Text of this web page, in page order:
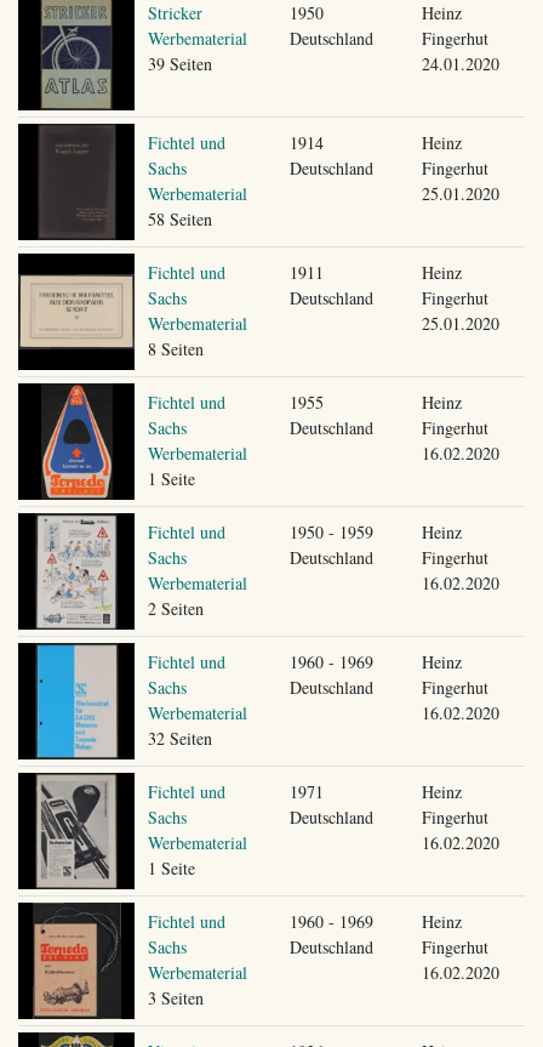
Stricker
Werbematerial
39 Seiten
1950
Deutschland
Heinz
Fingerhut
24.01.2020
Fichtel und
Sachs
Werbematerial
58 Seiten
1914
Deutschland
Heinz
Fingerhut
25.01.2020
Fichtel und
Sachs
Werbematerial
8 Seiten
1911
Deutschland
Heinz
Fingerhut
25.01.2020
Fichtel und
Sachs
Werbematerial
1 Seite
1955
Deutschland
Heinz
Fingerhut
16.02.2020
Fichtel und
Sachs
Werbematerial
2 Seiten
1950 - 1959
Deutschland
Heinz
Fingerhut
16.02.2020
Fichtel und
Sachs
Werbematerial
32 Seiten
1960 - 1969
Deutschland
Heinz
Fingerhut
16.02.2020
Fichtel und
Sachs
Werbematerial
1 Seite
1971
Deutschland
Heinz
Fingerhut
16.02.2020
Fichtel und
Sachs
Werbematerial
3 Seiten
1960 - 1969
Deutschland
Heinz
Fingerhut
16.02.2020